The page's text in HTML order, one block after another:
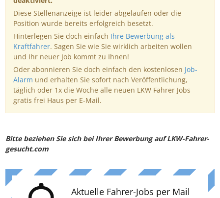
Diese Stellenanzeige ist leider abgelaufen oder die
Position wurde bereits erfolgreich besetzt.
Hinterlegen Sie doch einfach Ihre Bewerbung als
Kraftfahrer. Sagen Sie wie Sie wirklich arbeiten wollen
und Ihr neuer Job kommt zu Ihnen!
Oder abonnieren Sie doch einfach den kostenlosen Job-
Alarm und erhalten Sie sofort nach Veröffentlichung,
täglich oder 1x die Woche alle neuen LKW Fahrer Jobs
gratis frei Haus per E-Mail.
Bitte beziehen Sie sich bei Ihrer Bewerbung auf LKW-Fahrer-
gesucht.com
Aktuelle Fahrer-Jobs per Mail